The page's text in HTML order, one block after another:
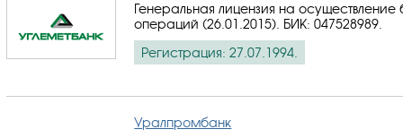
Генеральная лицензия на осуществление
операций (26.01.2015). БИК: 047528989
Регистрация: 27.07.1994.
Уралпромбанк